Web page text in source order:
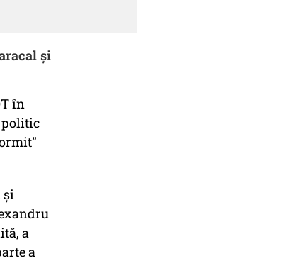
și
în
politic
și
a
a